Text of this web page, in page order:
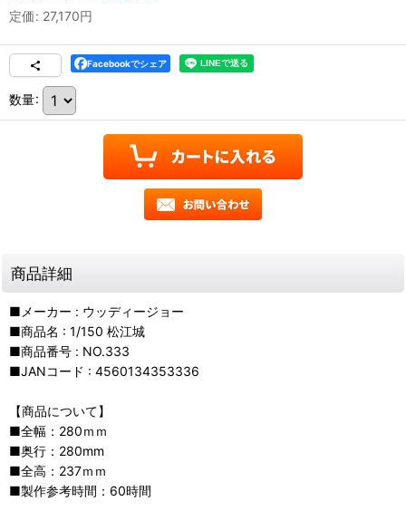
定価: 27,170円
Facebookでシェア
数量:
商品詳細
■メーカー : ウッディージョー
■商品名 : 1/150 松江城
■商品番号 : NO.333
■JANコード : 4560134353336
【商品について】
■全幅：280ｍｍ
■奥行：280mm
■全高：237ｍｍ
■製作参考時間：60時間